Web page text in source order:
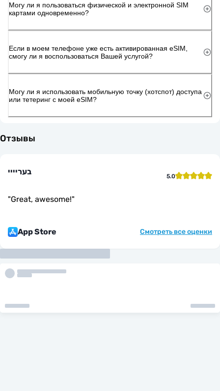
Могу ли я пользоваться физической и электронной SIM
картами одновременно?
Если в моем телефоне уже есть активированная eSIM,
смогу ли я воспользоваться Вашей услугой?
Могу ли я использовать мобильную точку (хотспот) доступа
или тетеринг с моей eSIM?
Отзывы
בעריייי 5.0
"Great, awesome!"
App Store Смотреть все оценки